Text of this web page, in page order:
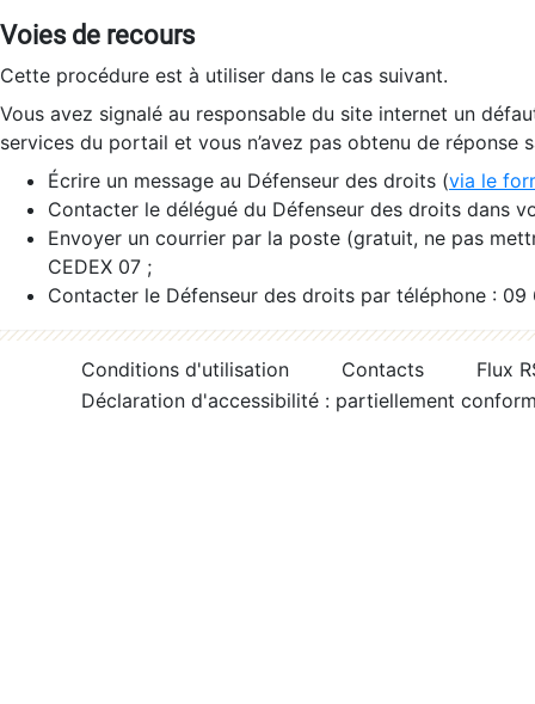
Voies de recours
Cette procédure est à utiliser dans le cas suivant.
Vous avez signalé au responsable du site internet un
services du portail et vous n’avez pas obtenu de réponse
Écrire un message au Défenseur des droits (via le
Contacter le délégué du Défenseur des droits dans
Envoyer un courrier par la poste (gratuit, ne pas
CEDEX 07 ;
Contacter le Défenseur des droits par téléphone :
Conditions d'utilisation Contacts
Flux
Déclaration d'accessibilité : partiellement